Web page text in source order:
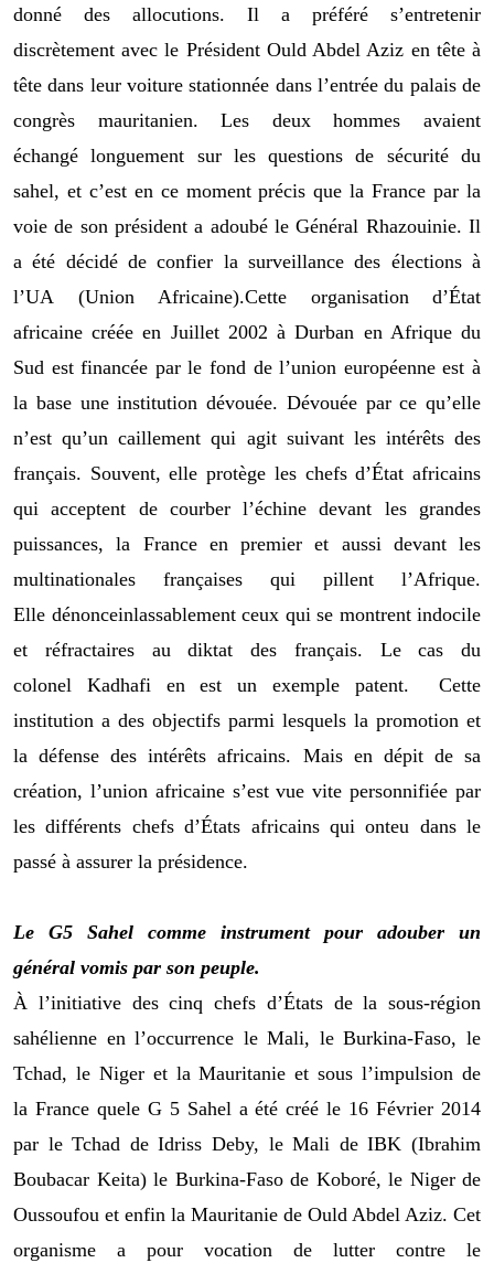
donné des allocutions. Il a préféré s’entretenir
discrètement avec le Président Ould Abdel Aziz en tête à
tête dans leur voiture stationnée dans l’entrée du palais de
congrès mauritanien. Les deux hommes avaient
échangé longuement sur les questions de sécurité du
sahel, et c’est en ce moment précis que la France par la
voie de son président a adoubé le Général Rhazouinie. Il
a été décidé de confier la surveillance des élections à
l’UA (Union Africaine).Cette organisation d’État
africaine créée en Juillet 2002 à Durban en Afrique du
Sud est financée par le fond de l’union européenne est à
la base une institution dévouée. Dévouée par ce qu’elle
n’est qu’un caillement qui agit suivant les intérêts des
français. Souvent, elle protège les chefs d’État africains
qui acceptent de courber l’échine devant les grandes
puissances, la France en premier et aussi devant les
multinationales françaises qui pillent l’Afrique.
Elle dénonceinlassablement ceux qui se montrent indocile
et réfractaires
au diktat des français. Le cas du
colonel
Kadhafi en est un exemple patent. Cette
institution a des objectifs parmi lesquels la promotion et
la défense des intérêts africains. Mais en dépit de sa
création, l’union africaine s’est vue vite personnifiée par
les différents chefs d’États africains qui onteu dans le
passé à assurer la présidence.
Le G5 Sahel comme instrument
pour adouber un
général vomis par son peuple.
À l’initiative des cinq chefs d’États de la sous-région
sahélienne en l’occurrence le Mali, le Burkina-Faso, le
Tchad, le Niger et la Mauritanie et sous l’impulsion de
la France quele G 5 Sahel a été créé le 16 Février 2014
par le Tchad de Idriss Deby, le Mali de IBK (Ibrahim
Boubacar Keita) le Burkina-Faso de Koboré, le Niger de
Oussoufou et enfin la Mauritanie de Ould Abdel Aziz. Cet
organisme
a pour vocation de lutter contre le